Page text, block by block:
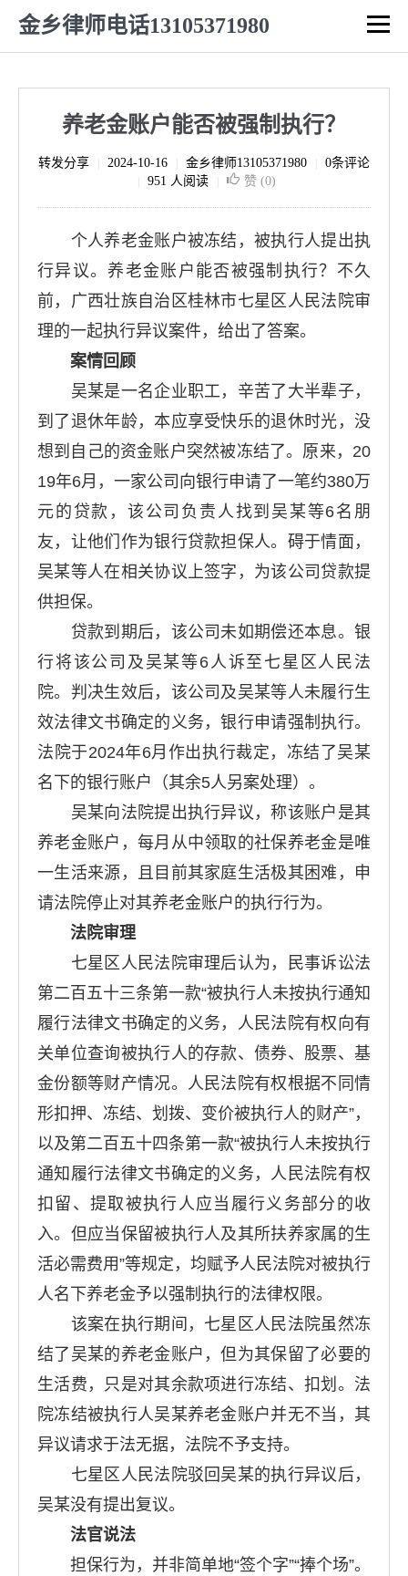
金乡律师电话13105371980
养老金账户能否被强制执行？
转发分享 2024-10-16 金乡律师13105371980 0条评论
951 人阅读 赞 (0)
个人养老金账户被冻结，被执行人提出执
行异议。养老金账户能否被强制执行？不久
前，广西壮族自治区桂林市七星区人民法院审
理的一起执行异议案件，给出了答案。
案情回顾
吴某是一名企业职工，辛苦了大半辈子，
到了退休年龄，本应享受快乐的退休时光，没
想到自己的资金账户突然被冻结了。原来，20
19年6月，一家公司向银行申请了一笔约380万
元的贷款，该公司负责人找到吴某等6名朋
友，让他们作为银行贷款担保人。碍于情面，
吴某等人在相关协议上签字，为该公司贷款提
供担保。
贷款到期后，该公司未如期偿还本息。银
行将该公司及吴某等6人诉至七星区人民法
院。判决生效后，该公司及吴某等人未履行生
效法律文书确定的义务，银行申请强制执行。
法院于2024年6月作出执行裁定，冻结了吴某
名下的银行账户（其余5人另案处理）。
吴某向法院提出执行异议，称该账户是其
养老金账户，每月从中领取的社保养老金是唯
一生活来源，且目前其家庭生活极其困难，申
请法院停止对其养老金账户的执行行为。
法院审理
七星区人民法院审理后认为，民事诉讼法
第二百五十三条第一款“被执行人未按执行通知
履行法律文书确定的义务，人民法院有权向有
关单位查询被执行人的存款、债券、股票、基
金份额等财产情况。人民法院有权根据不同情
形扣押、冻结、划拨、变价被执行人的财产”，
以及第二百五十四条第一款“被执行人未按执行
通知履行法律文书确定的义务，人民法院有权
扣留、提取被执行人应当履行义务部分的收
入。但应当保留被执行人及其所扶养家属的生
活必需费用”等规定，均赋予人民法院对被执行
人名下养老金予以强制执行的法律权限。
该案在执行期间，七星区人民法院虽然冻
结了吴某的养老金账户，但为其保留了必要的
生活费，只是对其余款项进行冻结、扣划。法
院冻结被执行人吴某养老金账户并无不当，其
异议请求于法无据，法院不予支持。
七星区人民法院驳回吴某的执行异议后，
吴某没有提出复议。
法官说法
担保行为，并非简单地“签个字”“捧个场”。